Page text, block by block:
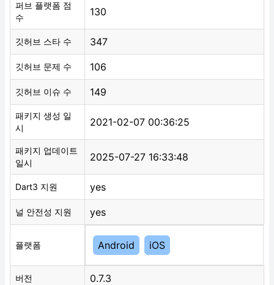
퍼브 플랫폼 점
수
130
깃허브 스타 수 347
깃허브 문제 수 106
깃허브 이슈 수 149
패키지 생성 일
시
2021-02-07 00:36:25
패키지 업데이트
일시
2025-07-27 16:33:48
Dart3 지원 yes
널 안전성 지원 yes
플랫폼 Android iOS
버전 0.7.3